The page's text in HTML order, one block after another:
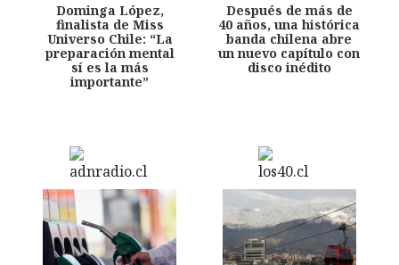
Dominga López,
finalista de Miss
Universo Chile: “La
preparación mental
sí es la más
importante”
Después de más de
40 años, una histórica
banda chilena abre
un nuevo capítulo con
disco inédito